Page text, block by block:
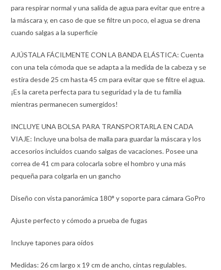
para respirar normal y una salida de agua para evitar que entre a
la máscara y, en caso de que se filtre un poco, el agua se drena
cuando salgas a la superficie
AJÚSTALA FÁCILMENTE CON LA BANDA ELÁSTICA: Cuenta
con una tela cómoda que se adapta a la medida de la cabeza y se
estira desde 25 cm hasta 45 cm para evitar que se filtre el agua.
¡Es la careta perfecta para tu seguridad y la de tu familia
mientras permanecen sumergidos!
INCLUYE UNA BOLSA PARA TRANSPORTARLA EN CADA
VIAJE: Incluye una bolsa de malla para guardar la máscara y los
accesorios incluidos cuando salgas de vacaciones. Posee una
correa de 41 cm para colocarla sobre el hombro y una más
pequeña para colgarla en un gancho
Diseño con vista panorámica 180° y soporte para cámara GoPro
Ajuste perfecto y cómodo a prueba de fugas
Incluye tapones para oídos
Medidas: 26 cm largo x 19 cm de ancho, cintas regulables.